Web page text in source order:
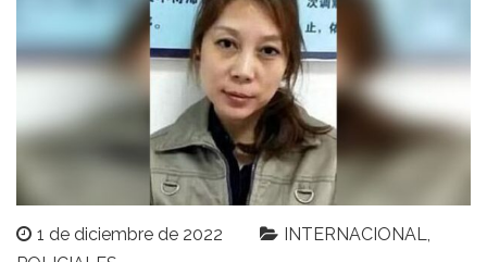
1 de diciembre de 2022
INTERNACIONAL